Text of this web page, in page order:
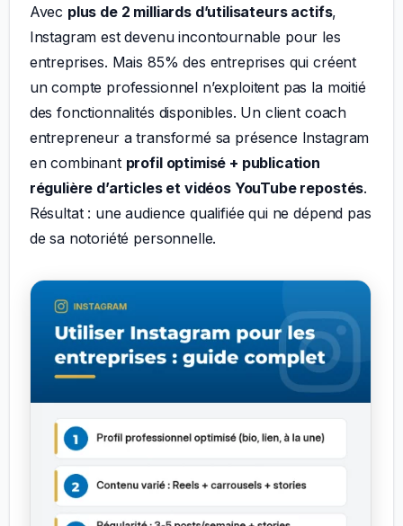
Avec plus de 2 milliards d’utilisateurs actifs,
Instagram est devenu incontournable pour les
entreprises. Mais 85% des entreprises qui créent
un compte professionnel n’exploitent pas la moitié
des fonctionnalités disponibles. Un client coach
entrepreneur a transformé sa présence Instagram
en combinant profil optimisé + publication
régulière d’articles et vidéos YouTube repostés.
Résultat : une audience qualifiée qui ne dépend pas
de sa notoriété personnelle.